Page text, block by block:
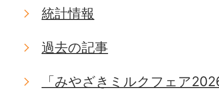
統計情報
過去の記事
「みやざきミルクフェア